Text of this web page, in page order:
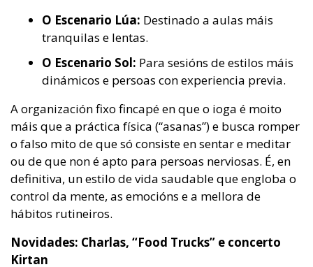
O Escenario Lúa: Destinado a aulas máis
tranquilas e lentas.
O Escenario Sol: Para sesións de estilos máis
dinámicos e persoas con experiencia previa.
A organización fixo fincapé en que o ioga é moito
máis que a práctica física (“asanas”) e busca romper
o falso mito de que só consiste en sentar e meditar
ou de que non é apto para persoas nerviosas. É, en
definitiva, un estilo de vida saudable que engloba o
control da mente, as emocións e a mellora de
hábitos rutineiros.
Novidades: Charlas, “Food Trucks” e concerto
Kirtan